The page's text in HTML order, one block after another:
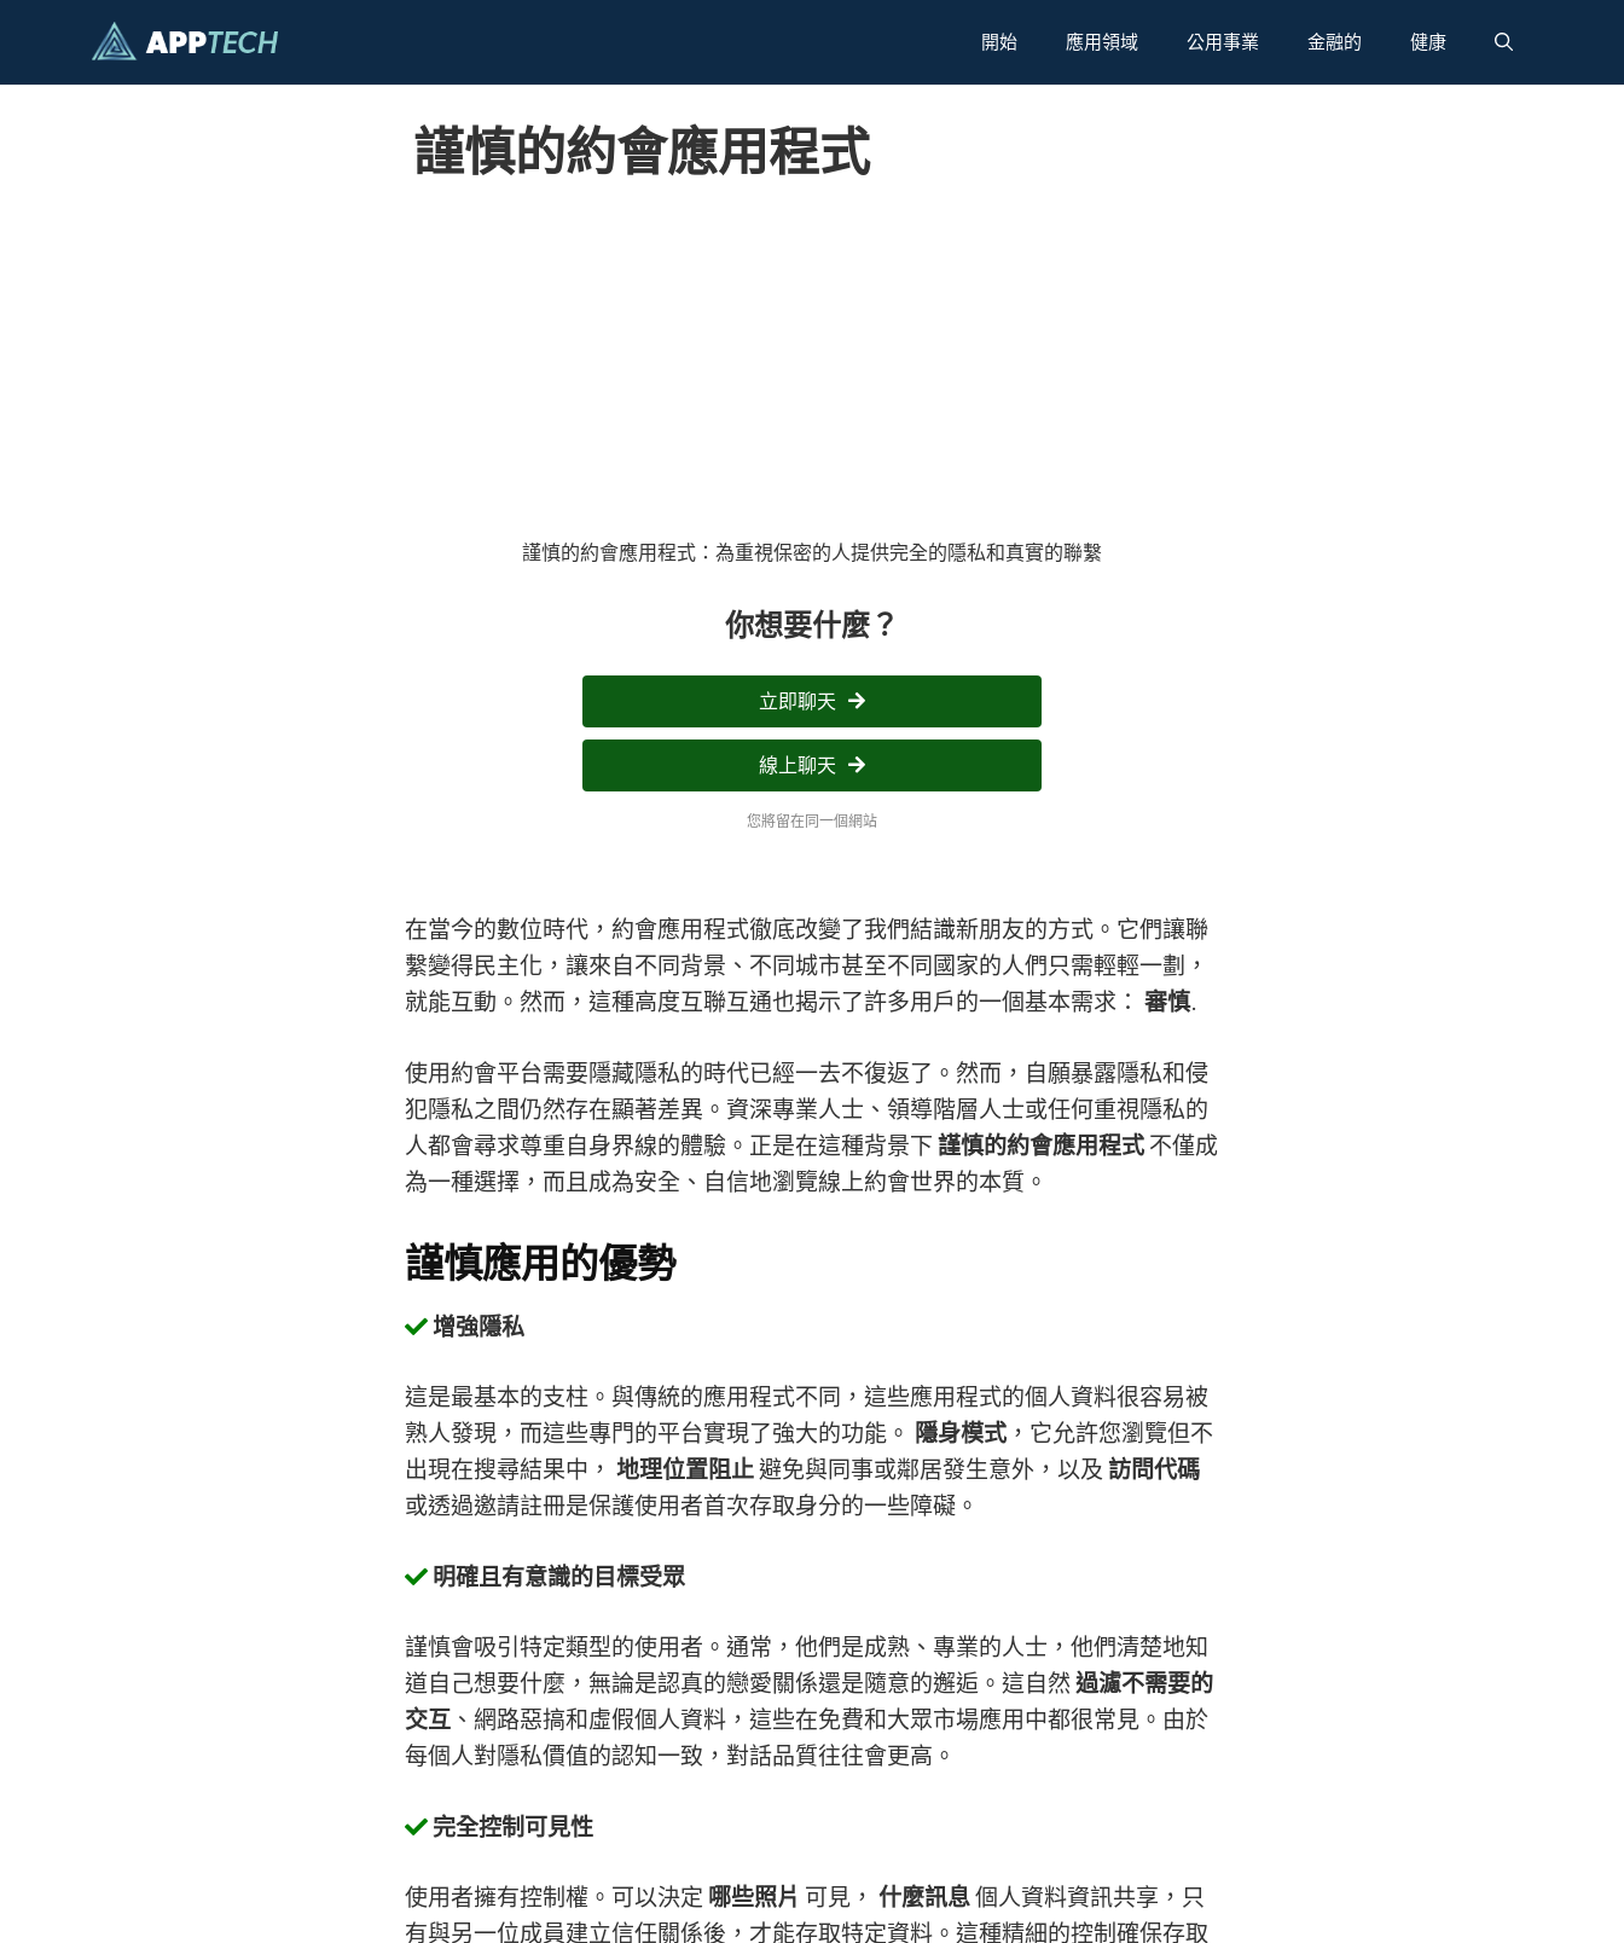
開始 應用領域 公用事業 金融的 健康
謹慎的約會應用程式
謹慎的約會應用程式：為重視保密的人提供完全的隱私和真實的聯繫
你想要什麼？
立即聊天
線上聊天
您將留在同一個網站
在當今的數位時代，約會應用程式徹底改變了我們結識新朋友的方式。它們讓聯
繫變得民主化，讓來自不同背景、不同城市甚至不同國家的人們只需輕輕一劃，
就能互動。然而，這種高度互聯互通也揭示了許多用戶的一個基本需求：審慎.
使用約會平台需要隱藏隱私的時代已經一去不復返了。然而，自願暴露隱私和侵
犯隱私之間仍然存在顯著差異。資深專業人士、領導階層人士或任何重視隱私的
人都會尋求尊重自身界線的體驗。正是在這種背景下謹慎的約會應用程式 不僅成
為一種選擇，而且成為安全、自信地瀏覽線上約會世界的本質。
謹慎應用的優勢
增強隱私
這是最基本的支柱。與傳統的應用程式不同，這些應用程式的個人資料很容易被
熟人發現，而這些專門的平台實現了強大的功能。 隱身模式 ，它允許您瀏覽但不
出現在搜尋結果中，地理位置阻止避免與同事或鄰居發生意外，以及 訪問代碼
或透過邀請註冊是保護使用者首次存取身分的一些障礙。
明確且有意識的目標受眾
謹慎會吸引特定類型的使用者。通常，他們是成熟、專業的人士，他們清楚地知
道自己想要什麼，無論是認真的戀愛關係還是隨意的邂逅。這自然過濾不需要的
交互 、網路惡搞和虛假個人資料，這些在免費和大眾市場應用中都很常見。由於
每個人對隱私價值的認知一致，對話品質往往會更高。
完全控制可見性
使用者擁有控制權。可以決定 哪些照片 可見，什麼訊息個人資料資訊共享，只
有與另一位成員建立信任關係後，才能存取特定資料。這種精細的控制確保存取